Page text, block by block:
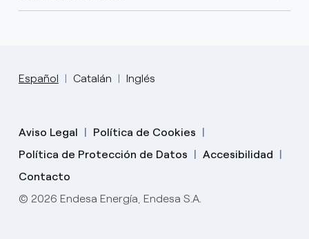
Español Catalán Inglés
Aviso Legal
Política de Cookies
Política de Protección de Datos
Accesibilidad
Contacto
© 2026 Endesa Energía, Endesa S.A.